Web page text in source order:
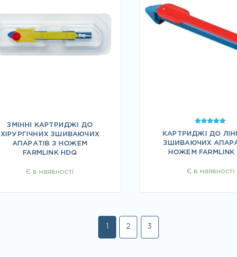
ЗМІННІ КАРТРИДЖІ ДО
ХІРУРГІЧНИХ ЗШИВАЮЧИХ
АПАРАТІВ З НОЖЕМ
FARMLINK HDQ
Є в наявності
5.00
з 5
КАРТРИДЖІ ДО
ЗШИВАЮЧИХ
НОЖЕМ FARMLINK
Є в наявності
2 3